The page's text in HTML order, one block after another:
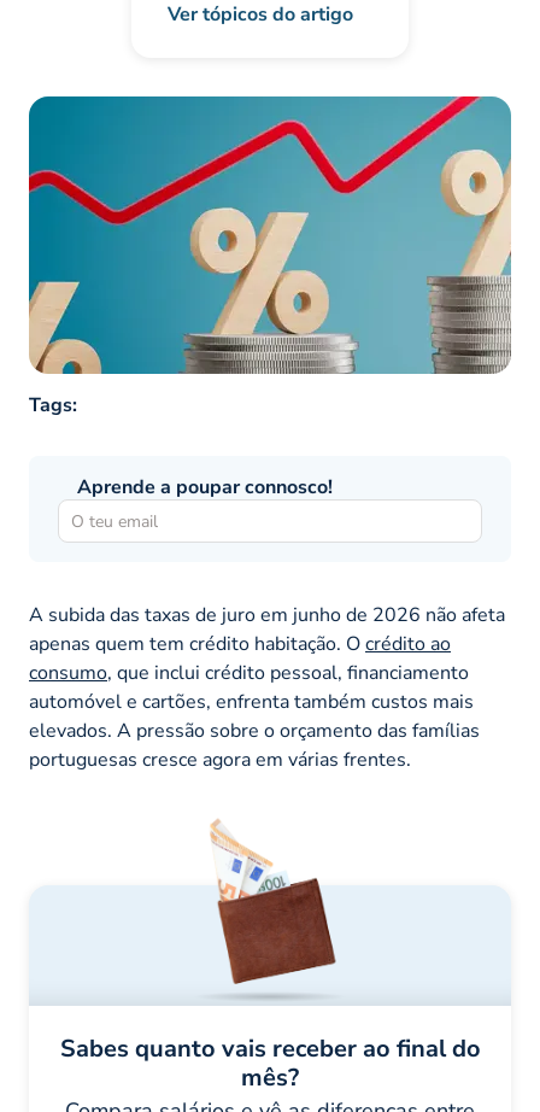
Ver tópicos do artigo
Tags:
Aprende a poupar connosco!
A subida das taxas de juro em junho de 2026 não afeta
apenas quem tem crédito habitação. Ocrédito ao
consumo, que inclui crédito pessoal, financiamento
automóvel e cartões, enfrenta também custos mais
elevados. A pressão sobre o orçamento das famílias
portuguesas cresce agora em várias frentes.
Sabes quanto vais receber ao final do
mês?